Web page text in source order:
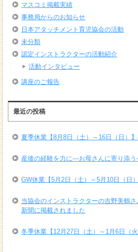
マスコミ掲載実績
事務局からのお知らせ
日本アタッチメント育児協会の活動
未分類
認定インストラクターの活動紹介
活動インタビュー
講座のご報告
最近の投稿
夏季休業【8月8日（土）～16日（日）
産後の経験を力に―お母さんに寄り添う
GW休業【5月2日（土）～5月10日（日
当協会のインストラクターの吉野美鶴
新聞に掲載されました
冬季休業【12月27日（土）～1月6日（